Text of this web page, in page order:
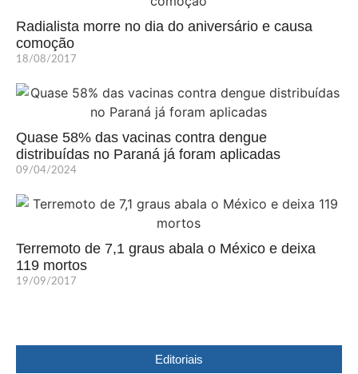
Radialista morre no dia do aniversário e causa
comoção
18/08/2017
Quase 58% das vacinas contra dengue
distribuídas no Paraná já foram aplicadas
09/04/2024
Terremoto de 7,1 graus abala o México e deixa
119 mortos
19/09/2017
Editoriais